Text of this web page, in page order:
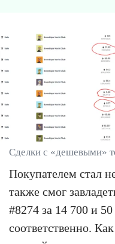
Сделки с «дешевыми»
Покупателем стал
также смог
#8274 за 14 700 и
соответственно.